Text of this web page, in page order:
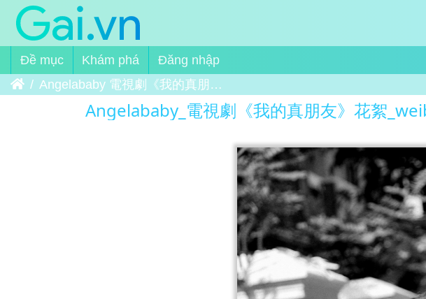
Đề mục Khám phá
Đăng nhập
Trang chủAngelababy 電視劇《我的真朋友》花絮 weibo.com-2626304873-Gfwb3aN8U [杨颖工作室] 009
Angelababy_電視劇《我的真朋友》花絮